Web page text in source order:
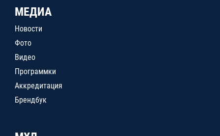
МЕДИА
Новости
Фото
Видео
Программки
Аккредитация
Брендбук